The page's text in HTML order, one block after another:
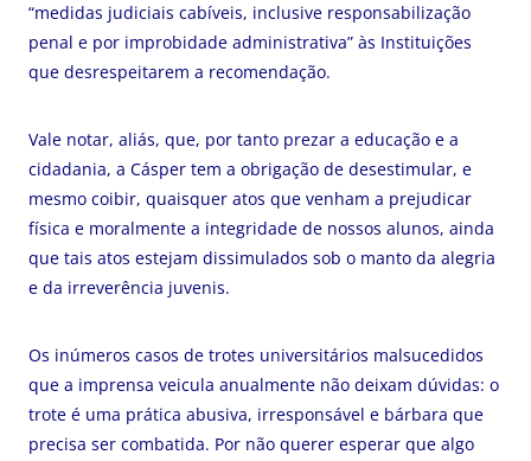
“medidas judiciais cabíveis, inclusive responsabilização
penal e por improbidade administrativa” às Instituições
que desrespeitarem a recomendação.
Vale notar, aliás, que, por tanto prezar a educação e a
cidadania, a Cásper tem a obrigação de desestimular, e
mesmo coibir, quaisquer atos que venham a prejudicar
física e moralmente a integridade de nossos alunos, ainda
que tais atos estejam dissimulados sob o manto da alegria
e da irreverência juvenis.
Os inúmeros casos de trotes universitários malsucedidos
que a imprensa veicula anualmente não deixam dúvidas: o
trote é uma prática abusiva, irresponsável e bárbara que
precisa ser combatida. Por não querer esperar que algo